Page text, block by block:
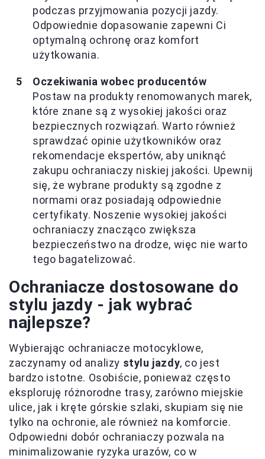
podczas przyjmowania pozycji jazdy.
Odpowiednie dopasowanie zapewni Ci
optymalną ochronę oraz komfort
użytkowania.
Oczekiwania wobec producentów
Postaw na produkty renomowanych marek,
które znane są z wysokiej jakości oraz
bezpiecznych rozwiązań. Warto również
sprawdzać opinie użytkowników oraz
rekomendacje ekspertów, aby uniknąć
zakupu ochraniaczy niskiej jakości. Upewnij
się, że wybrane produkty są zgodne z
normami oraz posiadają odpowiednie
certyfikaty. Noszenie wysokiej jakości
ochraniaczy znacząco zwiększa
bezpieczeństwo na drodze, więc nie warto
tego bagatelizować.
Ochraniacze dostosowane do
stylu jazdy - jak wybrać
najlepsze?
Wybierając ochraniacze motocyklowe,
zaczynamy od analizy stylu jazdy, co jest
bardzo istotne. Osobiście, ponieważ często
eksploruję różnorodne trasy, zarówno miejskie
ulice, jak i kręte górskie szlaki, skupiam się nie
tylko na ochronie, ale również na komforcie.
Odpowiedni dobór ochraniaczy pozwala na
minimalizowanie ryzyka urazów, co w